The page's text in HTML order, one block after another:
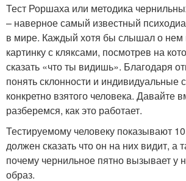
Тест Роршаха или методика
– наверное самый известный
в мире. Каждый хотя бы слышал о нем
картинку с кляксами, посмотрев на
сказать «что ты видишь». Благодаря
понять склонности и индивидуальные
конкретно взятого человека. Давайте
разберемся, как это работает.
Тестируемому человеку показывают
должен сказать что он на них видит, а
почему чернильное пятно вызывает у
образ.